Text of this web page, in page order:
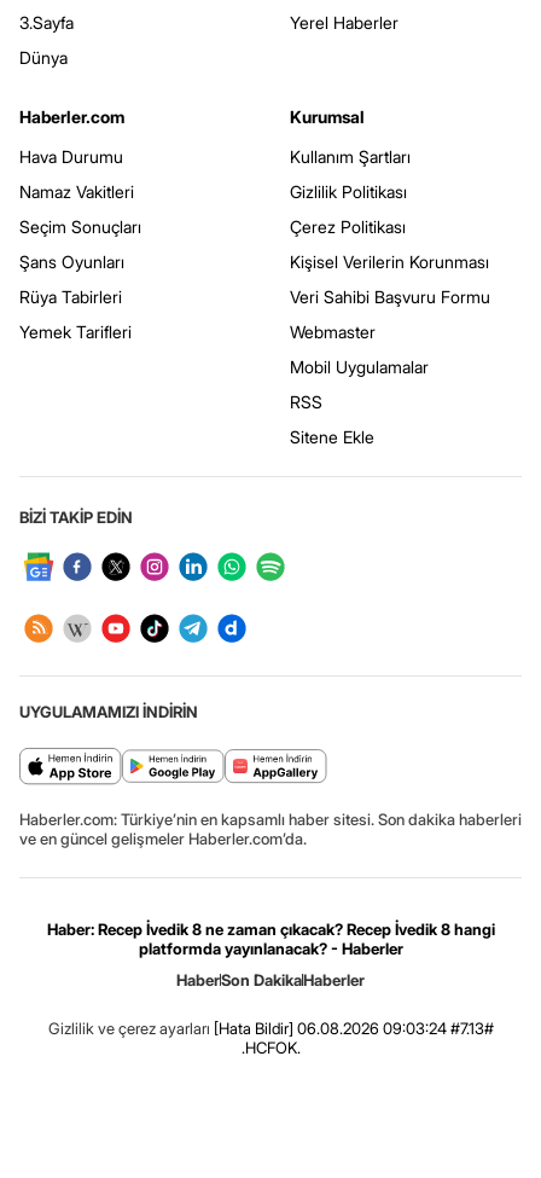
3.Sayfa
Dünya
Yerel Haberler
Haberler.com
Hava Durumu
Namaz Vakitleri
Seçim Sonuçları
Şans Oyunları
Rüya Tabirleri
Yemek Tarifleri
Kurumsal
Kullanım Şartları
Gizlilik Politikası
Çerez Politikası
Kişisel Verilerin Korunması
Veri Sahibi Başvuru Formu
Webmaster
Mobil Uygulamalar
RSS
Sitene Ekle
BİZİ TAKİP EDİN
UYGULAMAMIZI İNDİRİN
Haberler.com: Türkiye’nin en kapsamlı haber sitesi. Son dakika haberleri
ve en güncel gelişmeler Haberler.com’da.
Haber: Recep İvedik 8 ne zaman çıkacak? Recep İvedik 8 hangi
platformda yayınlanacak? - Haberler
HaberSon DakikaHaberler
Gizlilik ve çerez ayarları [Hata Bildir] 06.08.2026 09:03:24 #7.13#
.HCFOK.